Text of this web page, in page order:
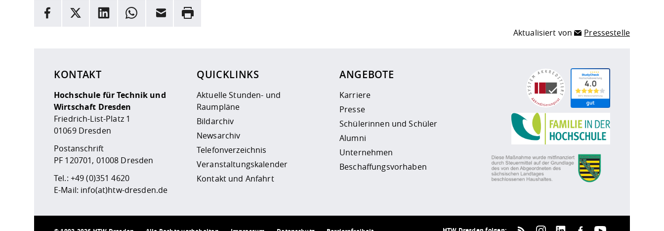
INFORMATION
Facebook
X LinkedInWhatsappE-Mail Drucken
Aktualisiert von Pressestelle
KONTAKT
Hochschule für Technik und
Wirtschaft Dresden
Friedrich-List-Platz 1
01069 Dresden
Postanschrift
PF 120701, 01008 Dresden
Tel.: +49 (0)351 4620
E-Mail: info(at)htw-dresden.de
QUICKLINKS
Aktuelle Stunden- und
Raumpläne
Bildarchiv
Newsarchiv
Telefonverzeichnis
Veranstaltungskalender
Kontakt und Anfahrt
ANGEBOTE
Karriere
Presse
Schülerinnen und Schüler
Alumni
Unternehmen
Beschaffungsvorhaben